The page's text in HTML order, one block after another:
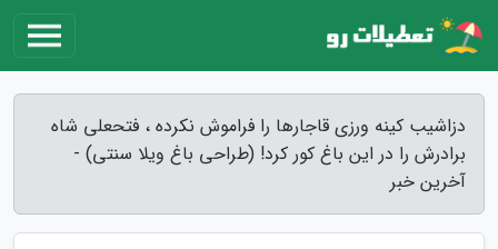
دزاشیب کینه ورزی قاجارها را فراموش نکرده ، فتحعلی شاه
برادرش را در این باغ کور کرد! (طراحی باغ ویلا سنتی) -
آخرین خبر